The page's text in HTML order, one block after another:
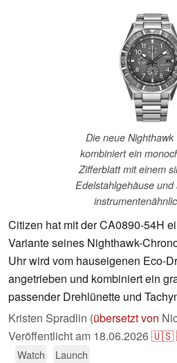
Die neue Nighthawk
kombiniert ein
Zifferblatt mit einem
Edelstahlgehäuse und
Citizen hat mit der CA0890-54H
Variante seines Nighthawk-
Uhr wird vom hauseigenen Eco-
angetrieben und kombiniert ein
passender Drehlünette und
Kristen Spradlin (übersetzt von
Veröffentlicht am 18.06.2026🇺🇸
Watch Launch